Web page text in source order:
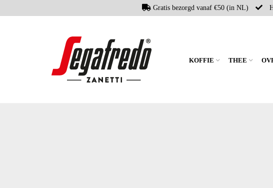
Gratis bezorgd vanaf €50 (in NL)
KOFFIE THEE